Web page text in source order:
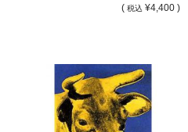
( 税込 ¥4,400 )